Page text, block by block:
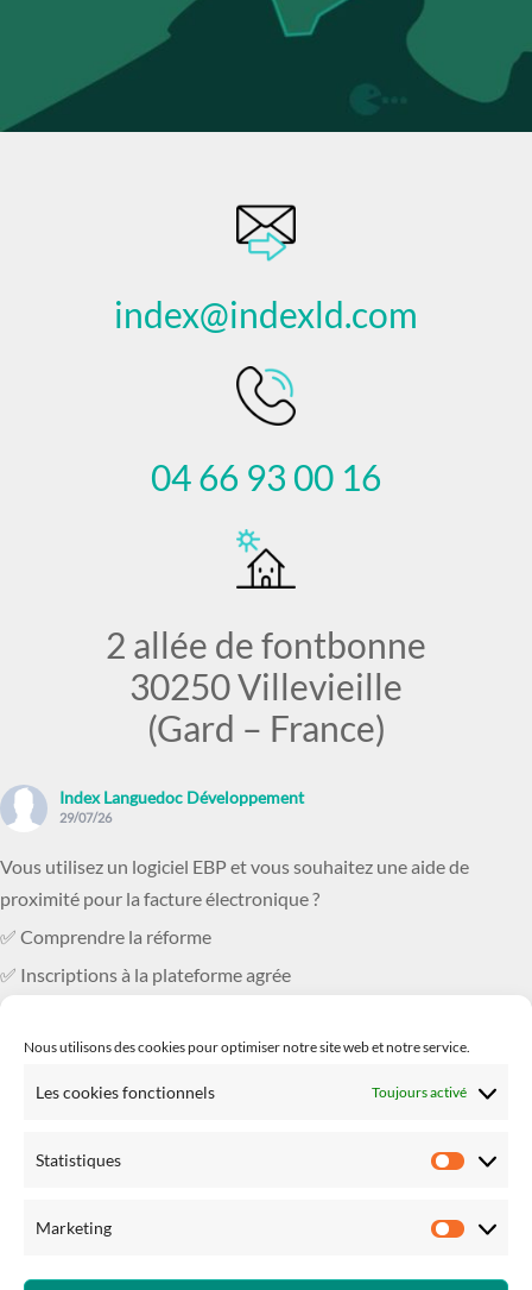
Nous utilisons des cookies pour optimiser notre site web et notre service.
Les cookies fonctionnels Toujours activé
Statistiques
Marketing
index@indexld.com
04 66 93 00 16
2 allée de fontbonne
30250 Villevieille
(Gard – France)
Index Languedoc Développement
29/07/26
Vous utilisez un logiciel EBP et vous souhaitez une aide de
proximité pour la facture électronique ?
✅ Comprendre la réforme
✅ Inscriptions à la plateforme agrée
✅ Comment bien paramétrer son logicie
Photo
Voir sur Facebook · Partager